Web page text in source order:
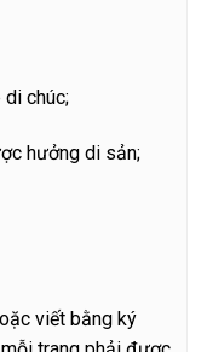
chúc;
hưởng di sản;
viết bằng ký